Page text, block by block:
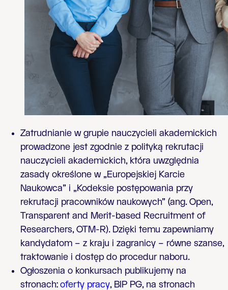
Zatrudnianie w grupie nauczycieli akademickich
prowadzone jest zgodnie z polityką rekrutacji
nauczycieli akademickich, która uwzględnia
zasady określone w „Europejskiej Karcie
Naukowca” i „Kodeksie postępowania przy
rekrutacji pracowników naukowych” (ang. Open,
Transparent and Merit-based Recruitment of
Researchers, OTM-R). Dzięki temu zapewniamy
kandydatom – z kraju i zagranicy – równe szanse,
traktowanie i dostęp do procedur naboru.
Ogłoszenia o konkursach publikujemy na
stronach:oferty pracy, BIP PG, na stronach